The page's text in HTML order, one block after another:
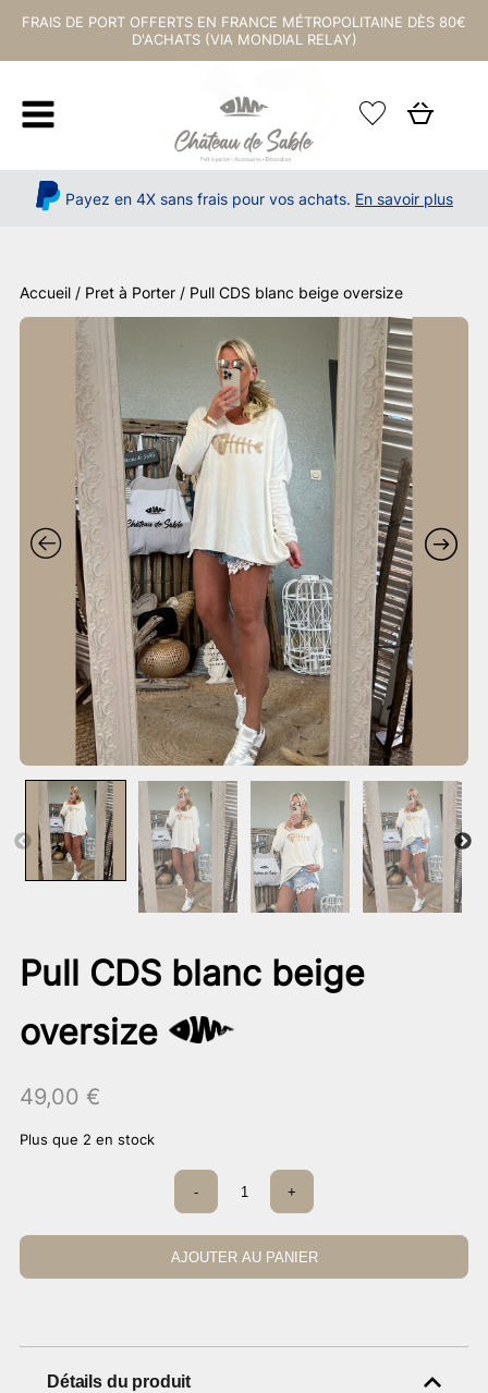
FRAIS DE PORT OFFERTS EN FRANCE MÉTROPOLITAINE DÈS 80€
D'ACHATS (VIA MONDIAL RELAY)
Payez en 4X sans frais pour vos achats. En savoir plus
Accueil / Pret à Porter / Pull CDS blanc beige oversize
Pull CDS blanc beige
oversize
49,00 €
Plus que 2 en stock
quantité
Pull
CDS
blanc
- +
AJOUTER AU PANIER
Détails du produit